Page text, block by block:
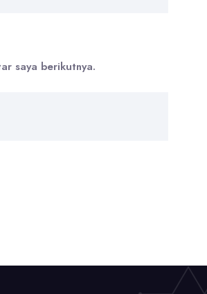
saya berikutnya.